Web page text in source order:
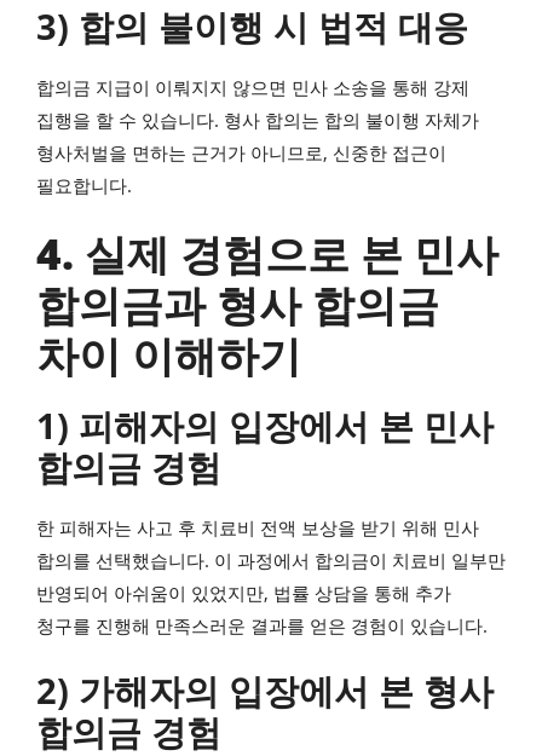
3) 합의 불이행 시 법적 대응
합의금 지급이 이뤄지지 않으면 민사 소송을 통해 강제
집행을 할 수 있습니다. 형사 합의는 합의 불이행 자체가
형사처벌을 면하는 근거가 아니므로, 신중한 접근이
필요합니다.
4. 실제 경험으로 본 민사
합의금과 형사 합의금
차이 이해하기
1) 피해자의 입장에서 본 민사
합의금 경험
한 피해자는 사고 후 치료비 전액 보상을 받기 위해 민사
합의를 선택했습니다. 이 과정에서 합의금이 치료비 일부만
반영되어 아쉬움이 있었지만, 법률 상담을 통해 추가
청구를 진행해 만족스러운 결과를 얻은 경험이 있습니다.
2) 가해자의 입장에서 본 형사
합의금 경험